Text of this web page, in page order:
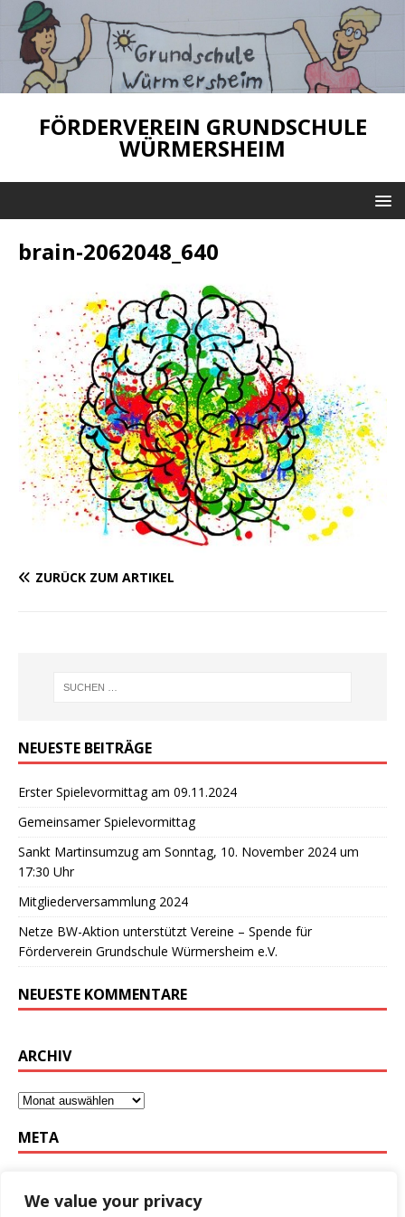
We value your privacy
FÖRDERVEREIN GRUNDSCHULE
WÜRMERSHEIM
brain-2062048_640
ZURÜCK ZUM ARTIKEL
NEUESTE BEITRÄGE
Erster Spielevormittag am 09.11.2024
Gemeinsamer Spielevormittag
Sankt Martinsumzug am Sonntag, 10. November 2024 um
17:30 Uhr
Mitgliederversammlung 2024
Netze BW-Aktion unterstützt Vereine – Spende für
Förderverein Grundschule Würmersheim e.V.
NEUESTE KOMMENTARE
ARCHIV
META
Eintrags-Feed